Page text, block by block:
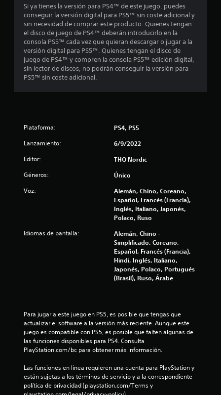
e
s
t
r
n
u
t
o
l
d
1
Si ya tienes la versión para PS4™ de este juego, puedes
conseguir la versión digital para PS5™ sin coste adicional y
sin necesidad de comprar este producto. Quienes tengan
el disco de juego de PS4™ deberán introducirlo en la
consola PS5™ cada vez que quieran descargar o jugar a la
versión digital para PS5™. Quienes tengan el disco de
juego de PS4™ y compren la consola PS5™ edición digital,
sin lector de discos, no podrán conseguir la versión para
PS5™ sin coste adicional.
Plataforma: PS4, PS5
Lanzamiento: 6/9/2022
Editor: THQ Nordic
Géneros: Único
Voz:
Alemán, Chino, Coreano,
Español, Francés (Francia),
Inglés, Italiano, Japonés,
Polaco, Ruso
Idiomas de pantalla:
Alemán, Chino -
Simplificado, Coreano,
Español, Francés (Francia),
Hindi, Inglés, Italiano,
Japonés, Polaco, Portugués
(Brasil), Ruso, Árabe
Para jugar a este juego en PS5, es posible que tengas que
actualizar el software a la versión más reciente. Aunque este
juego es compatible con PS5, es posible que falten algunas de
las funciones disponibles para PS4. Consulta
PlayStation.com/bc para obtener más información.
Las funciones en línea requieren una cuenta para PlayStation y
están sujetas a los términos de servicio y a la correspondiente
política de privacidad (playstation.com/Terms y